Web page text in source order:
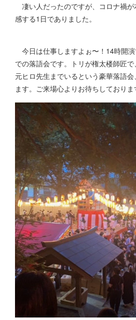
凄い人だったのですが、コロナ禍
感する1日でありました。
今日は仕事しますよぉ〜！14時開
での落語会です。トリが権太楼師匠
元ヒロ先生までいるという豪華落語
ます。ご来場心よりお待ちしておりま